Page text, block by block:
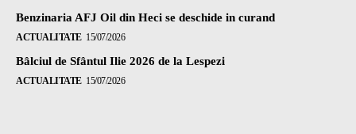
Benzinaria AFJ Oil din Heci se deschide in curand
ACTUALITATE 15/07/2026
Bâlciul de Sfântul Ilie 2026 de la Lespezi
ACTUALITATE 15/07/2026